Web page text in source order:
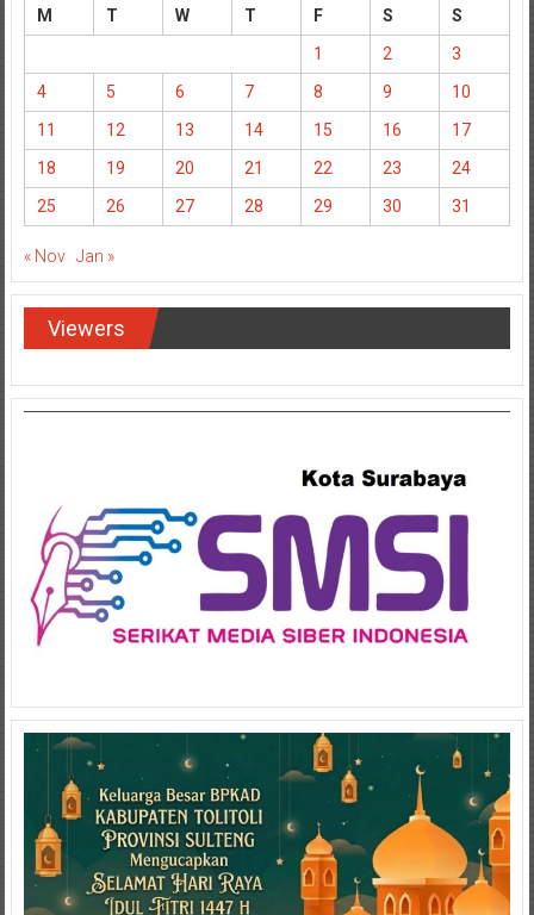
M T W T F S
S
1
2
3
4
5 6 7 8 9
10
11
12 13 14 15 16
17
18
19 20 21 22 23
24
25
26 27 28 29 30 31
« Nov Jan »
Viewers